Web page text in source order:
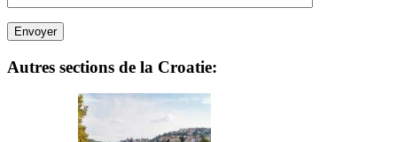
Autres sections de la Croatie: